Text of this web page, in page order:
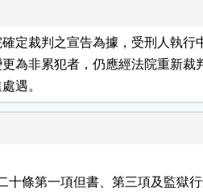
定裁判之宣告為據，受刑人執行
更為非累犯者，仍應經法院重新裁
遇。
十條第一項但書、第三項及監獄